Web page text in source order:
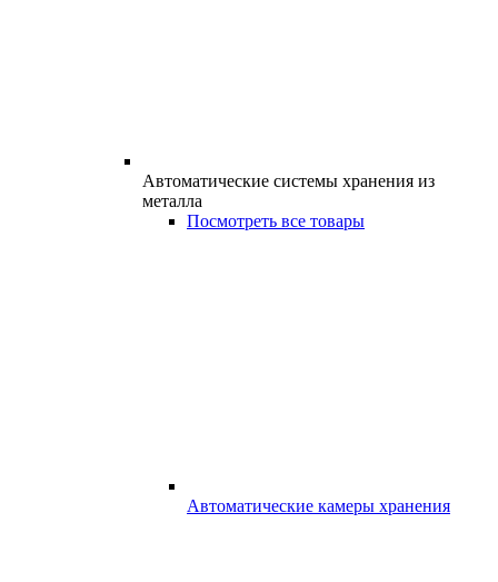
Автоматические системы хранения из
металла
Посмотреть все товары
Автоматические камеры хранения